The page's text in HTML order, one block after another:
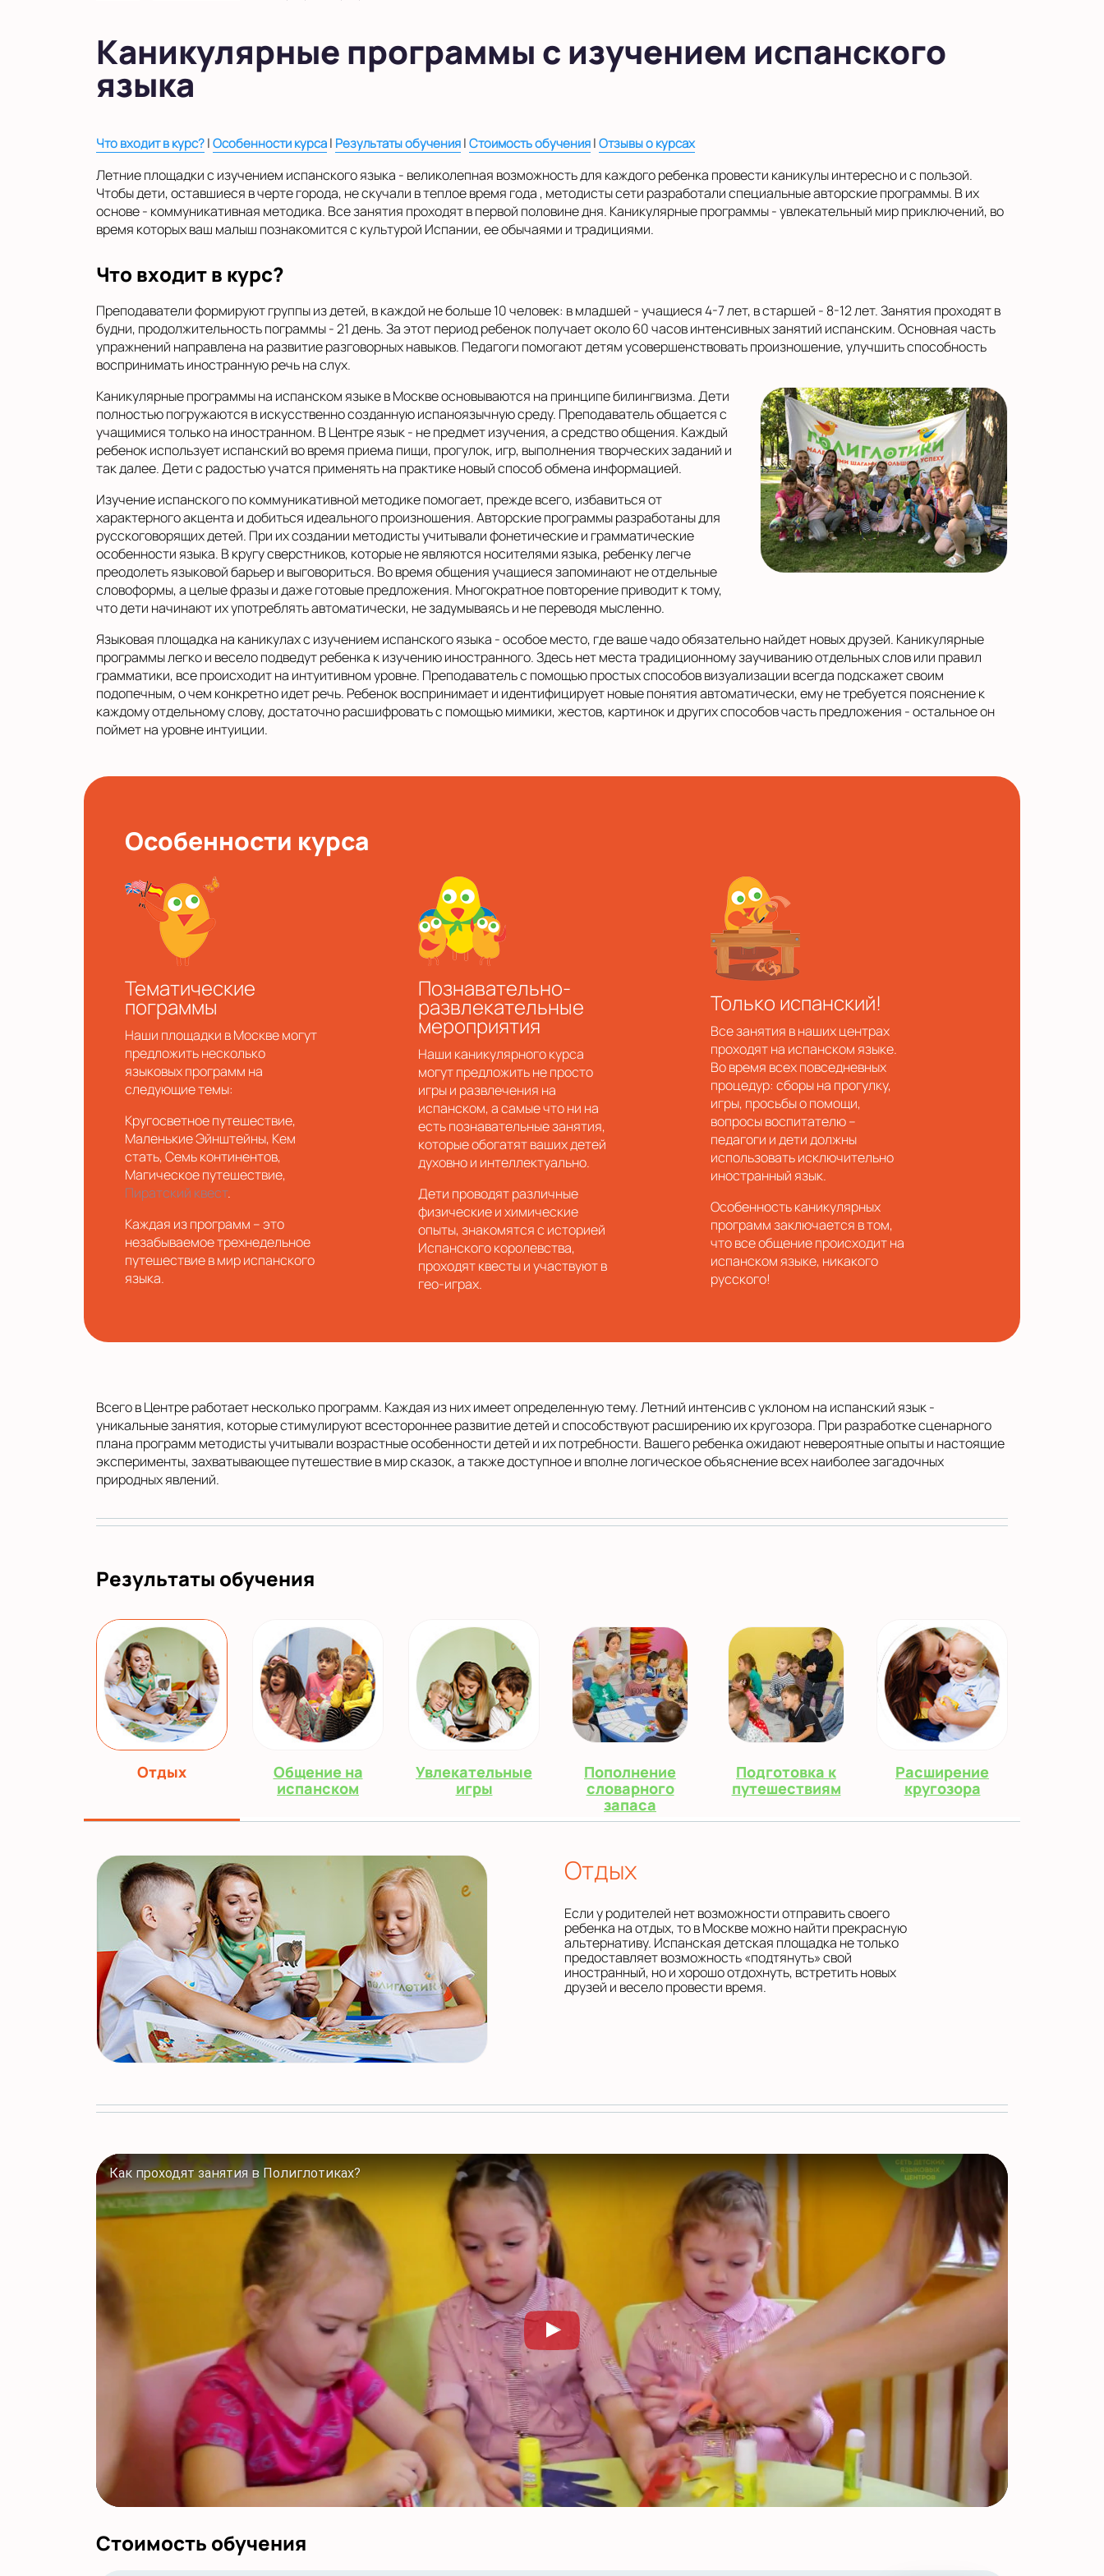
Выбрать другой город
Каникулярные программы с изучением испанского
языка
Что входит в курс?|Особенности курса| Результаты обучения|Стоимость обучения|Отзывы о курсах
Летние площадки с изучением испанского языка - великолепная возможность для каждого ребенка провести каникулы интересно и с пользой.
Чтобы дети, оставшиеся в черте города, не скучали в теплое время года , методисты сети разработали специальные авторские программы. В их
основе - коммуникативная методика. Все занятия проходят в первой половине дня. Каникулярные программы - увлекательный мир приключений, во
время которых ваш малыш познакомится с культурой Испании, ее обычаями и традициями.
Что входит в курс?
Преподаватели формируют группы из детей, в каждой не больше 10 человек: в младшей - учащиеся 4-7 лет, в старшей - 8-12 лет. Занятия проходят в
будни, продолжительность пограммы - 21 день. За этот период ребенок получает около 60 часов интенсивных занятий испанским. Основная часть
упражнений направлена на развитие разговорных навыков. Педагоги помогают детям усовершенствовать произношение, улучшить способность
воспринимать иностранную речь на слух.
Каникулярные программы на испанском языке в Москве основываются на принципе билингвизма. Дети
полностью погружаются в искусственно созданную испаноязычную среду. Преподаватель общается с
учащимися только на иностранном. В Центре язык - не предмет изучения, а средство общения. Каждый
ребенок использует испанский во время приема пищи, прогулок, игр, выполнения творческих заданий и
так далее. Дети с радостью учатся применять на практике новый способ обмена информацией.
Изучение испанского по коммуникативной методике помогает, прежде всего, избавиться от
характерного акцента и добиться идеального произношения. Авторские программы разработаны для
русскоговорящих детей. При их создании методисты учитывали фонетические и грамматические
особенности языка. В кругу сверстников, которые не являются носителями языка, ребенку легче
преодолеть языковой барьер и выговориться. Во время общения учащиеся запоминают не отдельные
словоформы, а целые фразы и даже готовые предложения. Многократное повторение приводит к тому,
что дети начинают их употреблять автоматически, не задумываясь и не переводя мысленно.
Языковая площадка на каникулах с изучением испанского языка - особое место, где ваше чадо обязательно найдет новых друзей. Каникулярные
программы легко и весело подведут ребенка к изучению иностранного. Здесь нет места традиционному заучиванию отдельных слов или правил
грамматики, все происходит на интуитивном уровне. Преподаватель с помощью простых способов визуализации всегда подскажет своим
подопечным, о чем конкретно идет речь. Ребенок воспринимает и идентифицирует новые понятия автоматически, ему не требуется пояснение к
каждому отдельному слову, достаточно расшифровать с помощью мимики, жестов, картинок и других способов часть предложения - остальное он
поймет на уровне интуиции.
Особенности курса
Тематические
пограммы
Наши площадки в Москве могут
предложить несколько
языковых программ на
следующие темы:
Кругосветное путешествие,
Маленькие Эйнштейны, Кем
стать, Семь континентов,
Магическое путешествие,
Пиратский квест.
Каждая из программ – это
незабываемое трехнедельное
путешествие в мир испанского
языка.
Познавательно-
развлекательные
мероприятия
Наши каникулярного курса
могут предложить не просто
игры и развлечения на
испанском, а самые что ни на
есть познавательные занятия,
которые обогатят ваших детей
духовно и интеллектуально.
Дети проводят различные
физические и химические
опыты, знакомятся с историей
Испанского королевства,
проходят квесты и участвуют в
гео-играх.
Только испанский!
Все занятия в наших центрах
проходят на испанском языке.
Во время всех повседневных
процедур: сборы на прогулку,
игры, просьбы о помощи,
вопросы воспитателю –
педагоги и дети должны
использовать исключительно
иностранный язык.
Особенность каникулярных
программ заключается в том,
что все общение происходит на
испанском языке, никакого
русского!
Всего в Центре работает несколько программ. Каждая из них имеет определенную тему. Летний интенсив с уклоном на испанский язык -
уникальные занятия, которые стимулируют всестороннее развитие детей и способствуют расширению их кругозора. При разработке сценарного
плана программ методисты учитывали возрастные особенности детей и их потребности. Вашего ребенка ожидают невероятные опыты и настоящие
эксперименты, захватывающее путешествие в мир сказок, а также доступное и вполне логическое объяснение всех наиболее загадочных
природных явлений.
Результаты обучения
Отдых
Общение на
испанском
Увлекательные
игры
Пополнение
словарного
запаса
Подготовка к
путешествиям
Расширение
кругозора
Отдых
Если у родителей нет возможности отправить своего
ребенка на отдых, то в Москве можно найти прекрасную
альтернативу. Испанская детская площадка не только
предоставляет возможность «подтянуть» свой
иностранный, но и хорошо отдохнуть, встретить новых
друзей и весело провести время.
Как проходят занятия в Полиглотиках?
Стоимость обучения